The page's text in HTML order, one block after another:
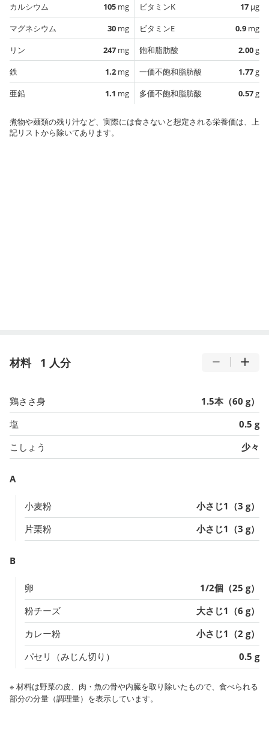
カルシウム
105 mg
マグネシウム
30 mg
リン
247 mg
鉄
1.2 mg
亜鉛
1.1 mg
ビタミンK
17 µg
ビタミンE
0.9 mg
飽和脂肪酸
2.00g
一価不飽和脂肪酸
1.77g
多価不飽和脂肪酸
0.57g
煮物や麺類の残り汁など、実際には食さないと想定される栄養価は、上
記リストから除いてあります。
材料 1 人分
鶏ささ身
1.5本（60 g）
塩
0.5 g
こしょう
少々
A
小麦粉
小さじ1（3 g）
片栗粉
小さじ1（3 g）
B
卵
1/2個（25 g）
粉チーズ
大さじ1（6 g）
カレー粉
小さじ1（2 g）
パセリ（みじん切り）
0.5 g
※ 材料は野菜の皮、肉・魚の骨や内臓を取り除いたもので、食べられる
部分の分量（調理量）を表示しています。